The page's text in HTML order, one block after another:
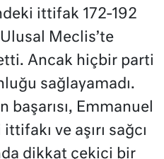
ittifak 172-192
Meclis’te
Ancak hiçbir parti
sağlayamadı.
başarısı, Emmanuel
ve aşırı sağcı
dikkat çekici bir